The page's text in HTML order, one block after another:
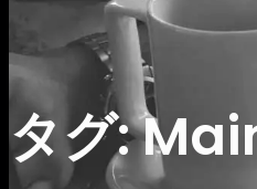
タグ: